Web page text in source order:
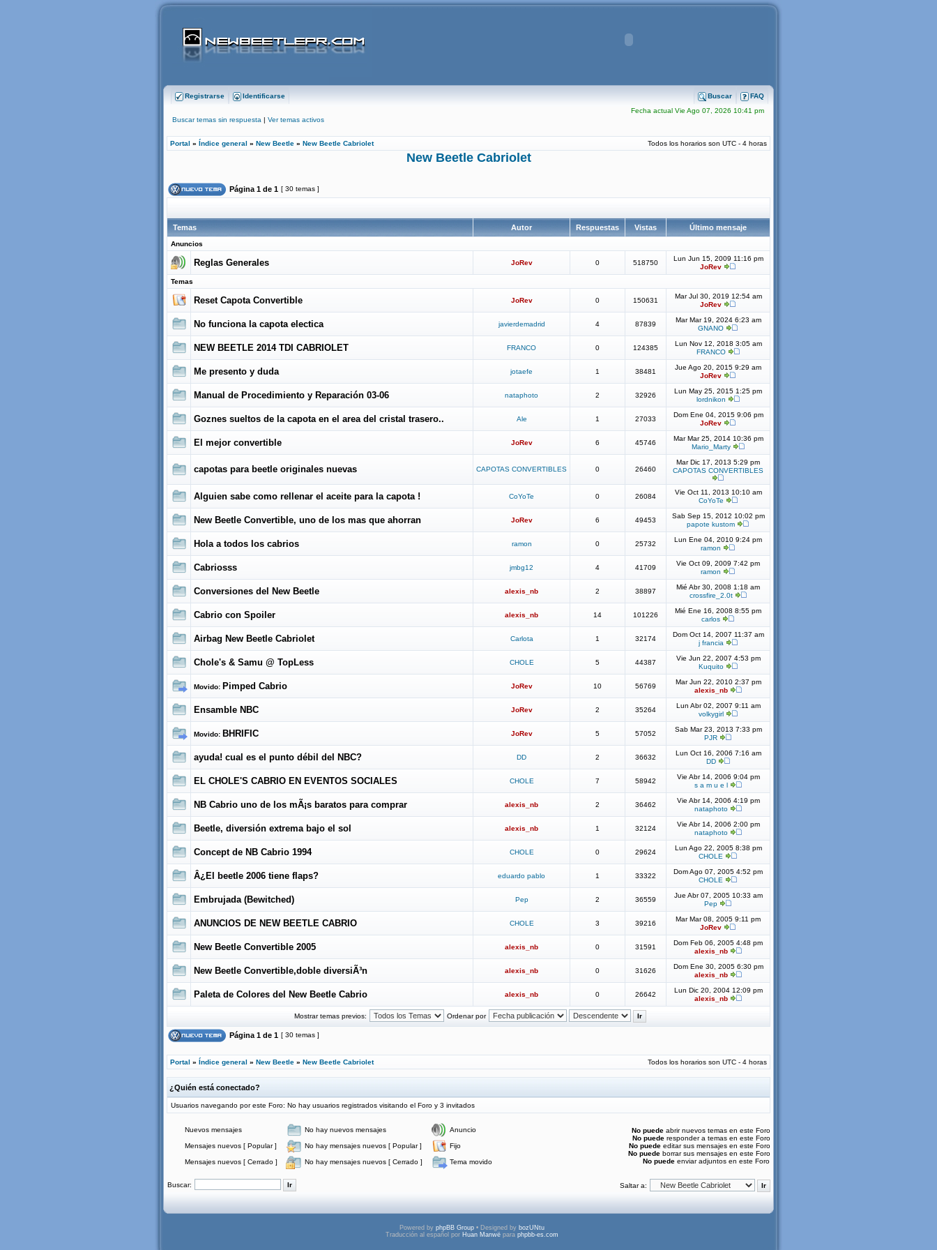
Registrarse Identificarse FAQ
Buscar
Fecha actual Vie Ago 07, 2026 10:41 pm
Buscar temas sin respuesta | Ver temas activos
Portal » Índice general » New Beetle » New Beetle Cabriolet Todos los horarios son UTC - 4 horas
New Beetle Cabriolet
Página 1 de 1 [ 30 temas ]
Temas Autor Respuestas Vistas Último mensaje
Anuncios
Reglas Generales JoRev 0 518750
Lun Jun 15, 2009 11:16 pm
JoRev
Temas
Reset Capota Convertible JoRev 0 150631
Mar Jul 30, 2019 12:54 am
JoRev
No funciona la capota electica javierdemadrid 4 87839
Mar Mar 19, 2024 6:23 am
GNANO
NEW BEETLE 2014 TDI CABRIOLET FRANCO 0 124385
Lun Nov 12, 2018 3:05 am
FRANCO
Me presento y duda jotaefe 1 38481
Jue Ago 20, 2015 9:29 am
JoRev
Manual de Procedimiento y Reparación 03-06 nataphoto 2 32926
Lun May 25, 2015 1:25 pm
lordnikon
Goznes sueltos de la capota en el area del cristal trasero.. Ale 1 27033
Dom Ene 04, 2015 9:06 pm
JoRev
El mejor convertible JoRev 6 45746
Mar Mar 25, 2014 10:36 pm
Mario_Marty
capotas para beetle originales nuevas CAPOTAS CONVERTIBLES 0 26460
Mar Dic 17, 2013 5:29 pm
CAPOTAS CONVERTIBLES
Alguien sabe como rellenar el aceite para la capota ! CoYoTe 0 26084
Vie Oct 11, 2013 10:10 am
CoYoTe
New Beetle Convertible, uno de los mas que ahorran JoRev 6 49453
Sab Sep 15, 2012 10:02 pm
papote kustom
Hola a todos los cabrios ramon 0 25732
Lun Ene 04, 2010 9:24 pm
ramon
Cabriosss jmbg12 4 41709
Vie Oct 09, 2009 7:42 pm
ramon
Conversiones del New Beetle alexis_nb 2 38897
Mié Abr 30, 2008 1:18 am
crossfire_2.0t
Cabrio con Spoiler alexis_nb 14 101226
Mié Ene 16, 2008 8:55 pm
carlos
Airbag New Beetle Cabriolet Carlota 1 32174
Dom Oct 14, 2007 11:37 am
j francia
Chole's & Samu @ TopLess CHOLE 5 44387
Vie Jun 22, 2007 4:53 pm
Kuquito
Movido: Pimped Cabrio JoRev 10 56769
Mar Jun 22, 2010 2:37 pm
alexis_nb
Ensamble NBC JoRev 2 35264
Lun Abr 02, 2007 9:11 am
volkygirl
Movido: BHRIFIC JoRev 5 57052
Sab Mar 23, 2013 7:33 pm
PJR
ayuda! cual es el punto débil del NBC? DD 2 36632
Lun Oct 16, 2006 7:16 am
DD
EL CHOLE'S CABRIO EN EVENTOS SOCIALES CHOLE 7 58942
Vie Abr 14, 2006 9:04 pm
s a m u e l
NB Cabrio uno de los mÃ¡s baratos para comprar alexis_nb 2 36462
Vie Abr 14, 2006 4:19 pm
nataphoto
Beetle, diversión extrema bajo el sol alexis_nb 1 32124
Vie Abr 14, 2006 2:00 pm
nataphoto
Concept de NB Cabrio 1994 CHOLE 0 29624
Lun Ago 22, 2005 8:38 pm
CHOLE
Â¿El beetle 2006 tiene flaps? eduardo pablo 1 33322
Dom Ago 07, 2005 4:52 pm
CHOLE
Embrujada (Bewitched) Pep 2 36559
Jue Abr 07, 2005 10:33 am
Pep
ANUNCIOS DE NEW BEETLE CABRIO CHOLE 3 39216
Mar Mar 08, 2005 9:11 pm
JoRev
New Beetle Convertible 2005 alexis_nb 0 31591
Dom Feb 06, 2005 4:48 pm
alexis_nb
New Beetle Convertible,doble diversiÃ³n alexis_nb 0 31626
Dom Ene 30, 2005 6:30 pm
alexis_nb
Paleta de Colores del New Beetle Cabrio alexis_nb 0 26642
Lun Dic 20, 2004 12:09 pm
alexis_nb
Mostrar temas previos: Ordenar por
Página 1 de 1 [ 30 temas ]
Portal » Índice general » New Beetle » New Beetle Cabriolet Todos los horarios son UTC - 4 horas
¿Quién está conectado?
Usuarios navegando por este Foro: No hay usuarios registrados visitando el Foro y 3 invitados
Nuevos mensajes No hay nuevos mensajes Anuncio
Mensajes nuevos [ Popular ] No hay mensajes nuevos [ Popular ] Fijo
Mensajes nuevos [ Cerrado ] No hay mensajes nuevos [ Cerrado ] Tema movido
No puede abrir nuevos temas en este Foro
No puede responder a temas en este Foro
No puede editar sus mensajes en este Foro
No puede borrar sus mensajes en este Foro
No puede enviar adjuntos en este Foro
Buscar: Saltar a:
Powered by phpBB Group • Designed by bozUNtu
Traducción al español por Huan Manwë para phpbb-es.com